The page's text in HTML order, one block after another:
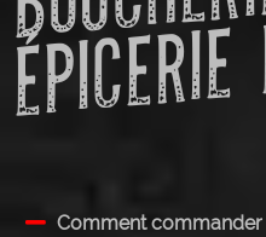
Comment commander